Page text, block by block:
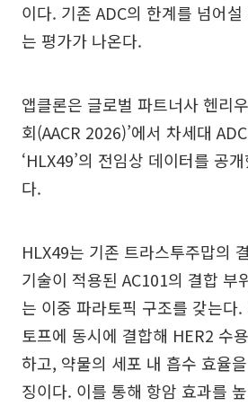
이다. 기존 ADC의 한계를 넘어
는 평가가 나온다.
앱클론은 글로벌 파트너사 헨리
회(AACR 2026)’에서 차세대
‘HLX49’의 전임상 데이터를 공
다.
HLX49는 기존 트라스투주맙의
기술이 적용된 AC101의 결합 부
는 이중 파라토픽 구조를 갖는다
토프에 동시에 결합해 HER2 수
하고, 약물의 세포 내 흡수 효율
징이다. 이를 통해 항암 효과를